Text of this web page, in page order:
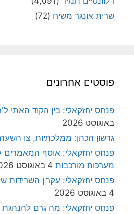
שרית אונגר משיח (72)
פוסטים אחרונים
פנחס יחזקאלי: בין הקוד האתי
באוגוסט 2026
גרשון הכהן: ממלכתיות, צו
פנחס יחזקאלי: אוסף המאמרים
מערכות מורכבות 4 באוגוסט 2026
פנחס יחזקאלי: עקרון השרידות
4 באוגוסט 2026
פנחס יחזקאלי: מה גרם להנהגת